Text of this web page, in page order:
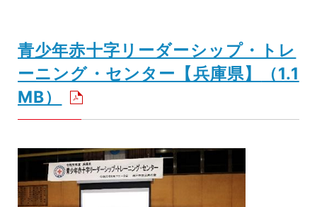
青少年赤十字リーダーシップ・トレ
ーニング・センター【兵庫県】
（1.1
MB）